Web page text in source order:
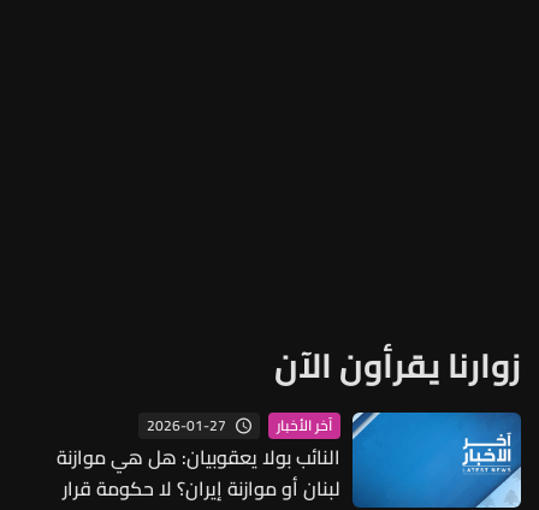
زوارنا يقرأون الآن
آخر الأخبار 2026-01-27
النائب بولا يعقوبيان: هل هي موازنة
لبنان أو موازنة إيران؟ لا حكومة قرار